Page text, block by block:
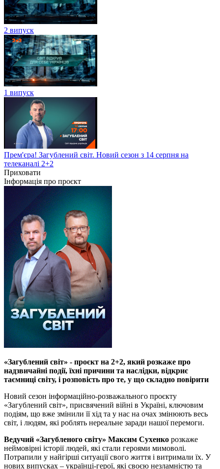
2 випуск
1 випуск
Прем'єра! Загублений світ. Новий сезон з 14 серпня на
телеканалі 2+2
Приховати
Інформація про проєкт
«Загублений світ» - проєкт на 2+2, який розкаже про
надзвичайні події, їхні причини та наслідки, відкриє
таємниці світу, і розповість про те, у що складно повірити
Новий сезон інформаційно-розважального проєкту
«Загублений світ», присвячений війні в Україні, ключовим
подіям, що вже змінили її хід та у нас на очах змінюють весь
світ, і людям, які роблять нереальне заради нашої перемоги.
Ведучий «Загубленого світу» Максим Сухенко розкаже
неймовірні історії людей, які стали героями мимоволі.
Потрапили у найгірші ситуації свого життя і витримали їх. У
нових випусках – українці-герої, які своєю незламністю та